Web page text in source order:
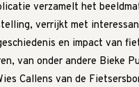
verzamelt het
verrijkt met
en impact van
van onder andere Bieke
Callens van de